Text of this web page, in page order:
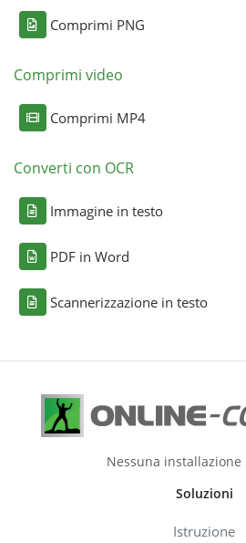
Comprimi PNG
Comprimi video
Comprimi MP4
Converti con OCR
Immagine in testo
PDF in Word
Scannerizzazione in testo
Nessuna installazione
Soluzioni
Istruzione